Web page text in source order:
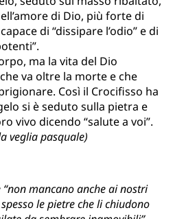
di Dio, più forte di
di “dissipare l’odio” e di
ma la vita del Dio
va oltre la morte e che
Così il Crocifisso ha
si è seduto sulla pietra e
vivo dicendo “salute a voi”.
veglia pasquale)
mancano anche ai nostri
le pietre che li chiudono